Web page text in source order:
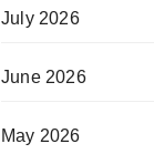
July 2026
June 2026
May 2026